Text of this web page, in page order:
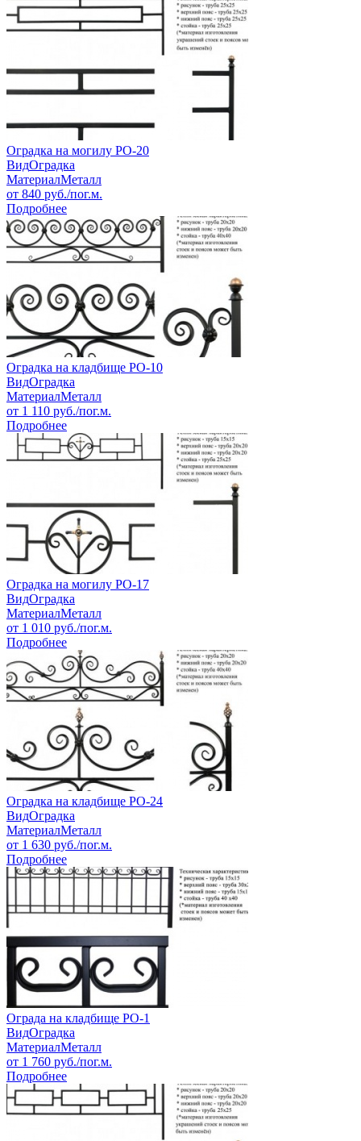
Оградка на могилу РО-20
ВидОградка
МатериалМеталл
от 840 руб./пог.м.
Подробнее
Оградка на кладбище РО-10
ВидОградка
МатериалМеталл
от 1 110 руб./пог.м.
Подробнее
Оградка на могилу РО-17
ВидОградка
МатериалМеталл
от 1 010 руб./пог.м.
Подробнее
Оградка на кладбище РО-24
ВидОградка
МатериалМеталл
от 1 630 руб./пог.м.
Подробнее
Ограда на кладбище РО-1
ВидОградка
МатериалМеталл
от 1 760 руб./пог.м.
Подробнее